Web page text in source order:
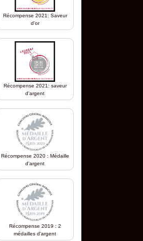
Récompense 2021: Saveur
d'or
Récompense 2021: saveur
d'argent
Récompense 2020 : Médaille
d'argent
Récompense 2019 : 2
médailles d'argent